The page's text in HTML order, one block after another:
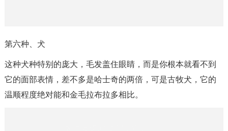
第六种、犬
这种犬种特别的庞大，毛发盖住眼睛，而是你根本就看不到
它的面部表情，差不多是哈士奇的两倍，可是古牧犬，它的
温顺程度绝对能和金毛拉布拉多相比。